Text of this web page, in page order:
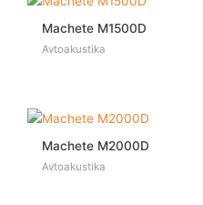
Machete M1500D
Avtoakustika
Machete M2000D
Avtoakustika